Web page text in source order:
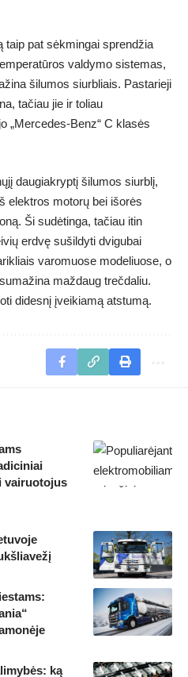
taip pat sėkmingai sprendžia
valdymo sistemas,
šilumos siurbliais. Pastarieji
tačiau jie ir toliau
„Mercedes-Benz“ C klasės
daugiakryptį šilumos siurblį,
elektros motorų bei išorės
Ši sudėtinga, tačiau itin
erdvę sušildyti dvigubai
varomuose modeliuose, o
maždaug trečdaliu.
didesnį įveikiamą atstumą.
vairuotojus
ką